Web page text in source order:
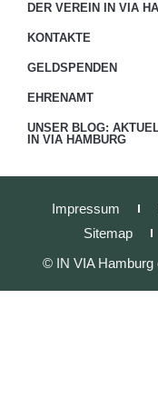
DER VEREIN IN VIA
KONTAKTE
GELDSPENDEN
EHRENAMT
UNSER BLOG:
IN VIA HAMBURG
Impressum
Sitemap
© IN VIA Hamburg